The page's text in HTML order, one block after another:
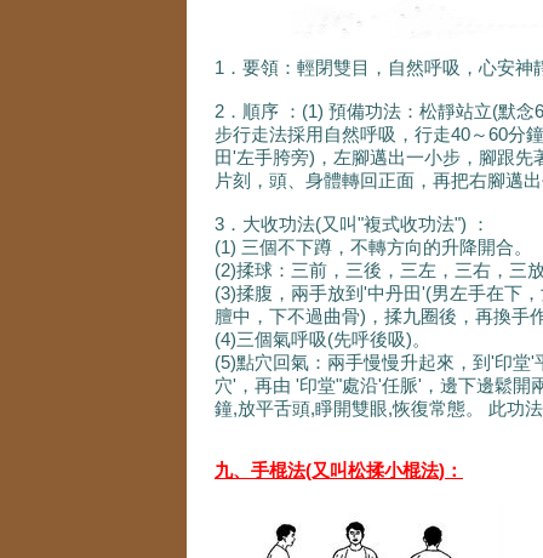
1．要領：輕閉雙目，自然呼吸，心安
2．順序 ：(1) 預備功法：松靜站立(默
步行走法採用自然呼吸，行走40～60分
田'左手胯旁)，左腳邁出一小步，腳跟
片刻，頭、身體轉回正面，再把右腳邁
3．大收功法(又叫"複式收功法") ：
(1) 三個不下蹲，不轉方向的升降開合。
(2)揉球：三前，三後，三左，三右，
(3)揉腹，兩手放到'中丹田'(男左手在下
膻中，下不過曲骨)，揉九圈後，再換手
(4)三個氣呼吸(先呼後吸)。
(5)點穴回氣：兩手慢慢升起來，到'印堂
穴'，再由 '印堂"處沿'任脈'，邊下邊鬆開
鐘,放平舌頭,睜開雙眼,恢復常態。 此功
九、手棍法(又叫松揉小棍法) ：